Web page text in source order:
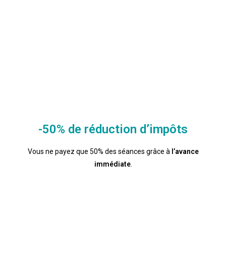
-50% de réduction d’impôts
Vous ne payez que 50% des séances grâce à l’avance
immédiate.